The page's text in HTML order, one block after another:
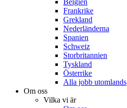
Belgien
Frankrike
Grekland
Nederländerna
Spanien
Schweiz
Storbritannien
Tyskland
Österrike
Alla jobb utomlands
Om oss
Vilka vi är